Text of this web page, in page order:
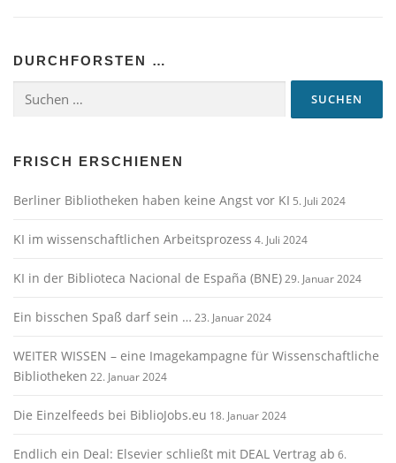
DURCHFORSTEN …
nach:
FRISCH ERSCHIENEN
Berliner Bibliotheken haben keine Angst vor KI 5. Juli 2024
KI im wissenschaftlichen Arbeitsprozess 4. Juli 2024
KI in der Biblioteca Nacional de España (BNE)29. Januar 2024
Ein bisschen Spaß darf sein … 23. Januar 2024
WEITER WISSEN – eine Imagekampagne für Wissenschaftliche
Bibliotheken 22. Januar 2024
Die Einzelfeeds bei BiblioJobs.eu 18. Januar 2024
Endlich ein Deal: Elsevier schließt mit DEAL Vertrag ab 6.